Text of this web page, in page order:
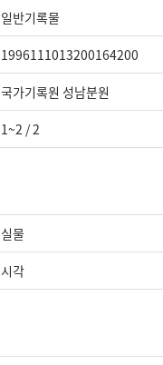
일반기록물
1996111013200164200
국가기록원 성남분원
1~2 / 2
실물
시각